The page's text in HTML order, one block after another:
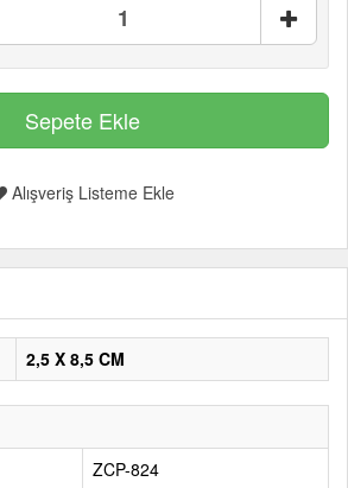
Alışveriş Listeme Ekle
2,5 X 8,5 CM
ZCP-824